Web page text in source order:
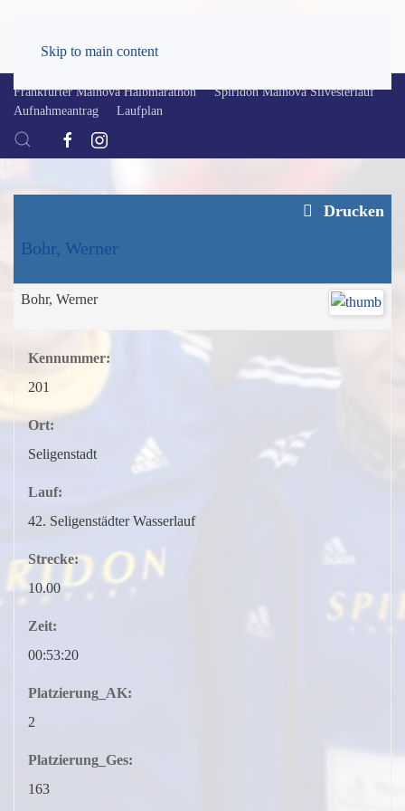
Skip to main content
Frankfurter Mainova Halbmarathon
Spiridon Mainova Silvesterlauf
Aufnahmeantrag
Laufplan
Drucken
Bohr, Werner
Bohr, Werner
Kennummer:
201
Ort:
Seligenstadt
Lauf:
42. Seligenstädter Wasserlauf
Strecke:
10.00
Zeit:
00:53:20
Platzierung_AK:
2
Platzierung_Ges:
163